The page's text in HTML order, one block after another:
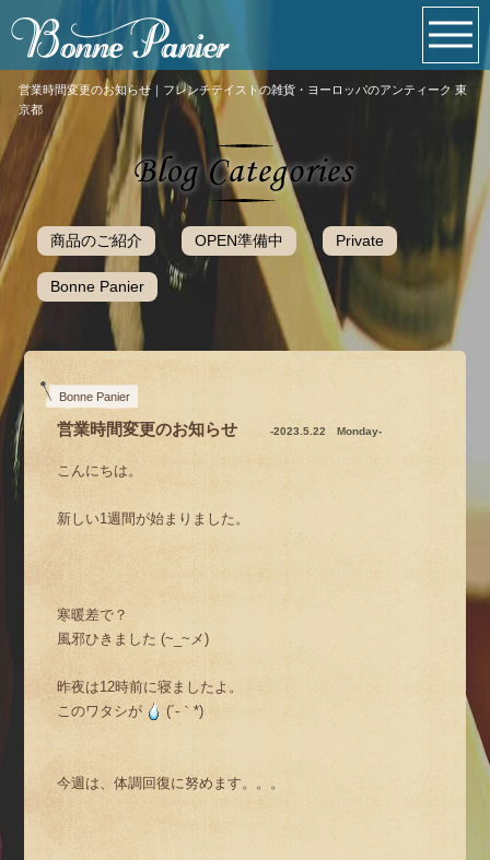
営業時間変更のお知らせ｜フレンチテイストの雑貨・ヨーロッパのアンティーク 東
京都
商品のご紹介 OPEN準備中 Private
Bonne Panier
Bonne Panier
営業時間変更のお知らせ -2023.5.22 Monday-
こんにちは。
新しい1週間が始まりました。
寒暖差で？
風邪ひきました (~_~メ)
昨夜は12時前に寝ましたよ。
このワタシが
(´-｀*)
今週は、体調回復に努めます。。。